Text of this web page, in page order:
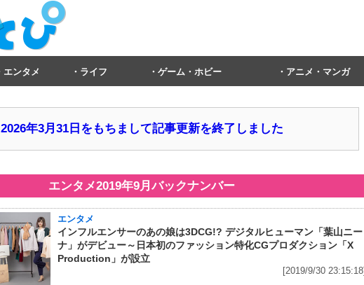
エンタメ ライフ ゲーム・ホビー アニメ・マンガ
2026年3月31日をもちまして記事更新を終了しました
エンタメ2019年9月バックナンバー
エンタメ
インフルエンサーのあの娘は3DCG!? デジタルヒューマン「葉山ニー
ナ」がデビュー～日本初のファッション特化CGプロダクション「X
Production」が設立
[2019/9/30 23:15:18]